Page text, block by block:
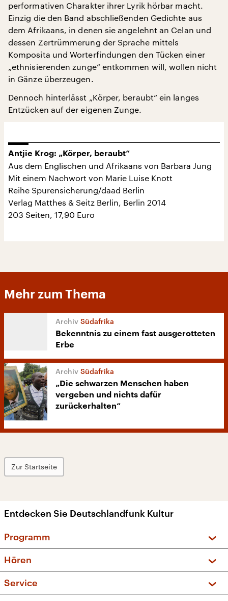
performativen Charakter ihrer Lyrik hörbar macht.
Einzig die den Band abschließenden Gedichte aus
dem Afrikaans, in denen sie angelehnt an Celan und
dessen Zertrümmerung der Sprache mittels
Komposita und Worterfindungen den Tücken einer
„ethnisierenden zunge“ entkommen will, wollen nicht
in Gänze überzeugen.
Dennoch hinterlässt „Körper, beraubt“ ein langes
Entzücken auf der eigenen Zunge.
Antjie Krog: „Körper, beraubt“
Aus dem Englischen und Afrikaans von Barbara Jung
Mit einem Nachwort von Marie Luise Knott
Reihe Spurensicherung/daad Berlin
Verlag Matthes & Seitz Berlin, Berlin 2014
203 Seiten, 17,90 Euro
Mehr zum Thema
Südafrika
Bekenntnis zu einem fast ausgerotteten
Erbe
Südafrika
„Die schwarzen Menschen haben
vergeben und nichts dafür
zurückerhalten“
Zur Startseite
Entdecken Sie Deutschlandfunk Kultur
Programm
Sendungen und Podcasts
Musikliste
Hören
Frequenzen (UKW + DAB+)
Service